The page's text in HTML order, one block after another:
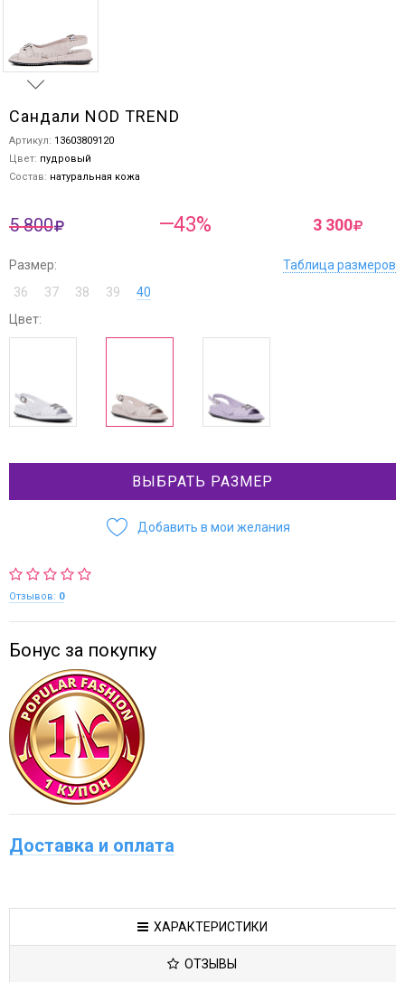
Сандали NOD TREND
Артикул: 13603809120
Цвет: пудровый
Состав: натуральная кожа
5 800 —43% 3 300
Размер:
Таблица размеров
36
37 38 39
40
Цвет:
ВЫБРАТЬ РАЗМЕР
Добавить в мои желания
Отзывов: 0
Бонус за покупку
Доставка и оплата
ХАРАКТЕРИСТИКИ
ОТЗЫВЫ